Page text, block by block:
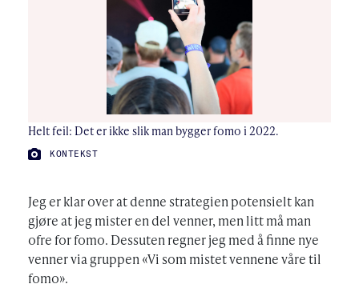
Helt feil: Det er ikke slik man bygger fomo i 2022.
FOTO:
KONTEKST
Jeg er klar over at denne strategien potensielt kan
gjøre at jeg mister en del venner, men litt må man
ofre for fomo. Dessuten regner jeg med å finne nye
venner via gruppen «Vi som mistet vennene våre til
fomo».